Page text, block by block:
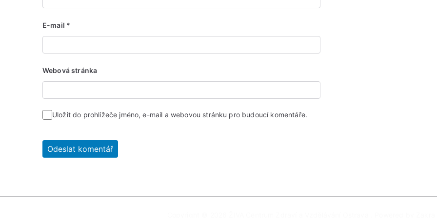
E-mail *
Webová stránka
Uložit do prohlížeče jméno, e-mail a webovou stránku pro budoucí komentáře.